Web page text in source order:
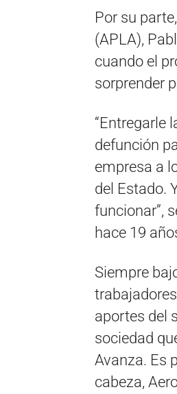
Por su
(APLA),
cuando el
sorprender
“Entregarle
defunción
empresa a
del Estado.
funcionar”,
hace 19
Siempre
aportes del
sociedad
Avanza. Es
cabeza,